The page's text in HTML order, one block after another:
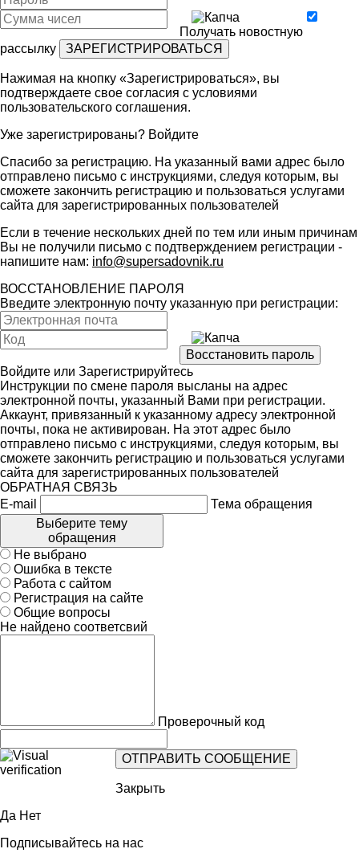
Получать новостную
рассылку
Нажимая на кнопку «Зарегистрироваться», вы
подтверждаете свое согласия с условиями
пользовательского соглашения.
Уже зарегистрированы? Войдите
Спасибо за регистрацию. На указанный вами адрес было
отправлено письмо с инструкциями, следуя которым, вы
сможете закончить регистрацию и пользоваться услугами
сайта для зарегистрированных пользователей
Если в течение нескольких дней по тем или иным причинам
Вы не получили письмо с подтверждением регистрации -
напишите нам: info@supersadovnik.ru
ВОССТАНОВЛЕНИЕ ПАРОЛЯ
Введите электронную почту указанную при регистрации:
Войдите или Зарегистрируйтесь
Инструкции по смене пароля высланы на адрес
электронной почты, указанный Вами при регистрации.
Аккаунт, привязанный к указанному адресу электронной
почты, пока не активирован. На этот адрес было
отправлено письмо с инструкциями, следуя которым, вы
сможете закончить регистрацию и пользоваться услугами
сайта для зарегистрированных пользователей
ОБРАТНАЯ СВЯЗЬ
E-mail
Тема обращения
Выберите тему
обращения
Не выбрано
Ошибка в тексте
Работа с сайтом
Регистрация на сайте
Общие вопросы
Не найдено соответсвий
Проверочный код
Закрыть
Да Нет
Подписывайтесь на нас